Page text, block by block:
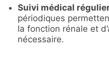
Suivi médical r
périodiques
la fonction rénale et
nécessaire.